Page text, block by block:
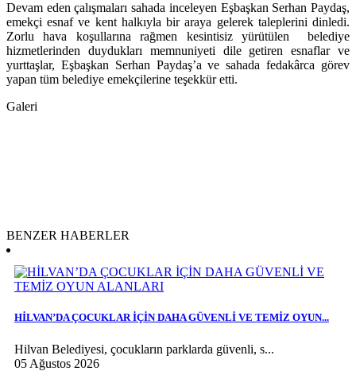
Devam eden çalışmaları sahada inceleyen Eşbaşkan Serhan Paydaş,
emekçi esnaf ve kent halkıyla bir araya gelerek taleplerini dinledi.
Zorlu hava koşullarına rağmen kesintisiz yürütülen belediye
hizmetlerinden duydukları memnuniyeti dile getiren esnaflar ve
yurttaşlar, Eşbaşkan Serhan Paydaş’a ve sahada fedakârca görev
yapan tüm belediye emekçilerine teşekkür etti.
Galeri
BENZER HABERLER
HİLVAN’DA ÇOCUKLAR İÇİN DAHA GÜVENLİ VE TEMİZ OYUN...
Hilvan Belediyesi, çocukların parklarda güvenli, s...
05 Ağustos 2026